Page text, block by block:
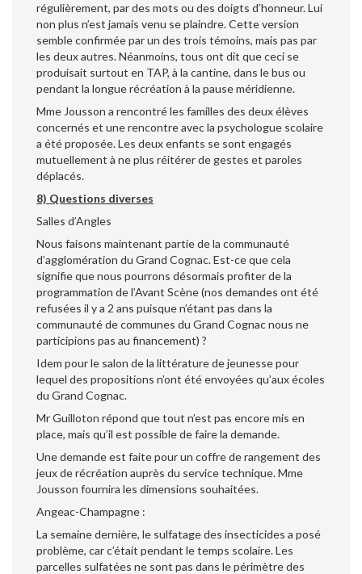
régulièrement, par des mots ou des doigts d’honneur. Lui
non plus n’est jamais venu se plaindre. Cette version
semble confirmée par un des trois témoins, mais pas par
les deux autres. Néanmoins, tous ont dit que ceci se
produisait surtout en TAP, à la cantine, dans le bus ou
pendant la longue récréation à la pause méridienne.
Mme Jousson a rencontré les familles des deux élèves
concernés et une rencontre avec la psychologue scolaire
a été proposée. Les deux enfants se sont engagés
mutuellement à ne plus réitérer de gestes et paroles
déplacés.
8) Questions diverses
Salles d’Angles
Nous faisons maintenant partie de la communauté
d’agglomération du Grand Cognac. Est-ce que cela
signifie que nous pourrons désormais profiter de la
programmation de l’Avant Scène (nos demandes ont été
refusées il y a 2 ans puisque n’étant pas dans la
communauté de communes du Grand Cognac nous ne
participions pas au financement) ?
Idem pour le salon de la littérature de jeunesse pour
lequel des propositions n’ont été envoyées qu’aux écoles
du Grand Cognac.
Mr Guilloton répond que tout n’est pas encore mis en
place, mais qu’il est possible de faire la demande.
Une demande est faite pour un coffre de rangement des
jeux de récréation auprès du service technique. Mme
Jousson fournira les dimensions souhaitées.
Angeac-Champagne :
La semaine dernière, le sulfatage des insecticides a posé
problème, car c’était pendant le temps scolaire. Les
parcelles sulfatées ne sont pas dans le périmètre des